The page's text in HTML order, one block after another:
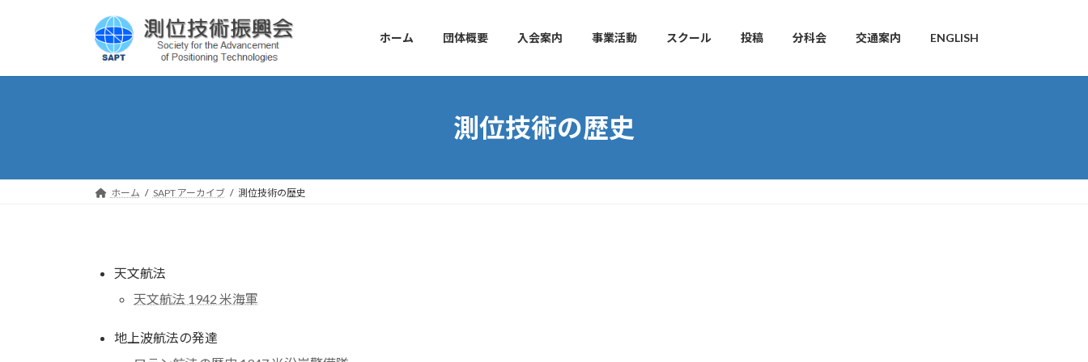
プ
動
ホーム 団体概要 入会案内 事業活動 スクール 投稿 分科会 交通案内 ENGLISH
測位技術の歴史
ホーム SAPT アーカイブ 測位技術の歴史
天文航法
天文航法 1942 米海軍
地上波航法の発達